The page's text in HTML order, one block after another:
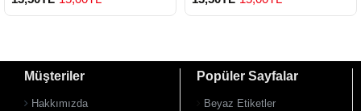
Müşteriler
Hakkımızda
Popüler Sayfalar
Beyaz Etiketler